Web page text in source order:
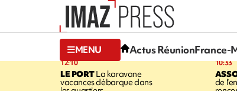
MENU Actus RéunionFrance-
12:10
LE PORTLa karavane
vacances débarque dans
10:33
de